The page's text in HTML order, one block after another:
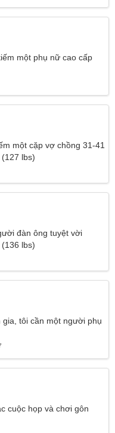
một phụ nữ cao cấp
một cặp vợ chồng 31-41
lbs)
đàn ông tuyệt vời
lbs)
tôi cần một người phụ
cuộc họp và chơi gôn